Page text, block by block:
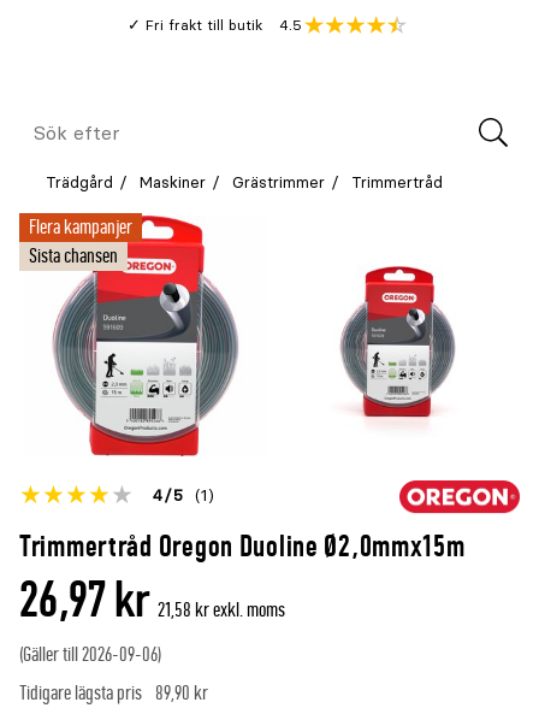
Fri frakt till butik
Genomsnitt
4.5
Meny
Sök
Trädgård Maskiner Grästrimmer Trimmertråd
Trimmertråd Oregon Duoline Ø2,0mmx15m
Betyget
denna
{0}
av
4 5 (1)
Öppna
26,97 kr 21,58 kr exkl. moms
(Gäller till 2026-09-06)
Tidigare lägsta pris
89,90 kr
Flera kampanjer
Sista chansen